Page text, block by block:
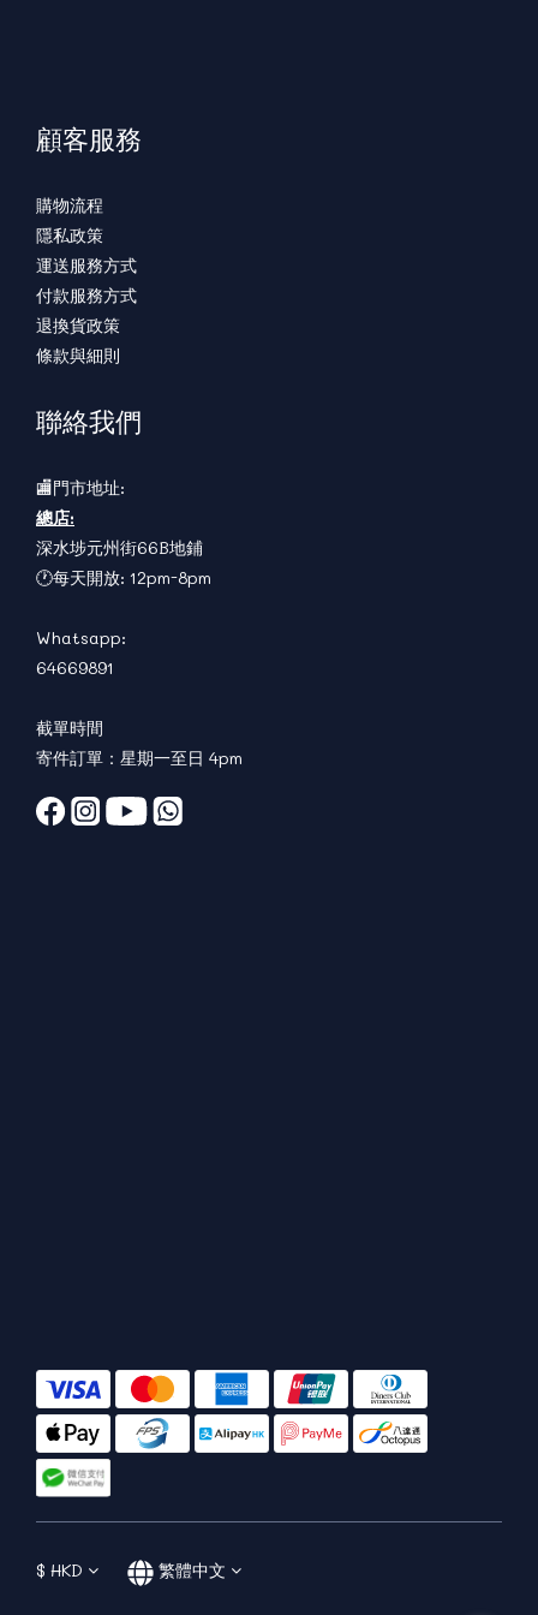
顧客服務
購物流程
隱私政策
運送服務方式
付款服務方式
退換貨政策
條款與細則
聯絡我們
🏬門市地址:
總店:
深水埗元州街66B地鋪
🕐每天開放: 12pm-8pm
Whatsapp:
64669891
截單時間
寄件訂單：星期一至日 4pm
$ HKD 繁體中文